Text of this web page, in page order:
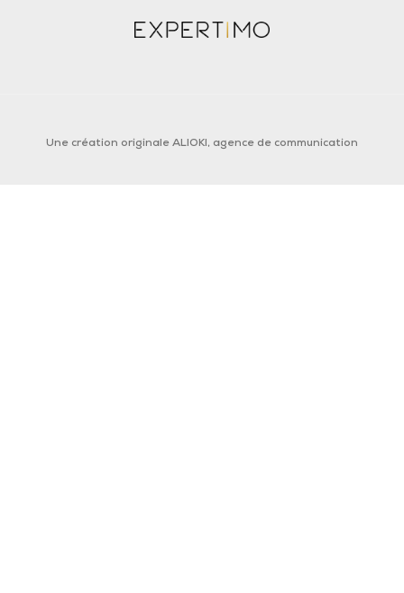
Une création originale ALIOKI, agence de communication​